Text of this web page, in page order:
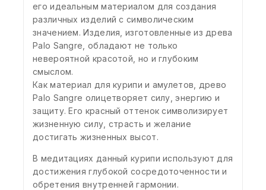
его идеальным материалом для создания
различных изделий с символическим
значением. Изделия, изготовленные из древа
Palo Sangre, обладают не только
невероятной красотой, но и глубоким
смыслом.
Как материал для курипи и амулетов, древо
Palo Sangre олицетворяет силу, энергию и
защиту. Его красный оттенок символизирует
жизненную силу, страсть и желание
достигать жизненных высот.
В медитациях данный курипи используют для
достижения глубокой сосредоточенности и
обретения внутренней гармонии.